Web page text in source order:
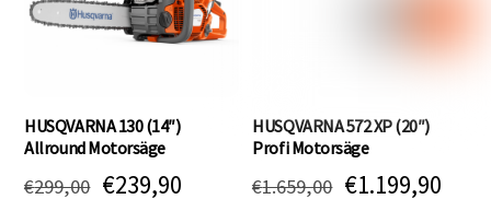
HUSQVARNA 130 (14″)
Allround Motorsäge
€299,00 Ursprünglicher
€239,90Aktueller
HUSQVARNA 572 XP (20″)
Profi Motorsäge
€1.659,00 €1.199,90